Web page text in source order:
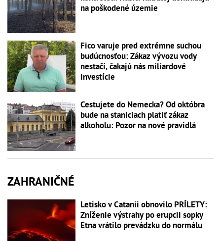
na poškodené územie
Fico varuje pred extrémne suchou
budúcnosťou: Zákaz vývozu vody
nestačí, čakajú nás miliardové
investície
Cestujete do Nemecka? Od októbra
bude na staniciach platiť zákaz
alkoholu: Pozor na nové pravidlá
ZAHRANIČNÉ
Letisko v Catanii obnovilo PRÍLETY:
Zníženie výstrahy po erupcii sopky
Etna vrátilo prevádzku do normálu